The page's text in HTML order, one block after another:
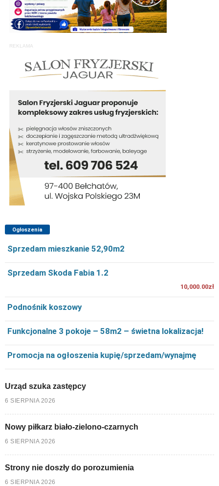
REKLAMA
Ogłoszenia
Sprzedam mieszkanie 52,90m2
Sprzedam Skoda Fabia 1.2
10,000.00zł
Podnośnik koszowy
Funkcjonalne 3 pokoje – 58m2 – świetna lokalizacja!
Promocja na ogłoszenia kupię/sprzedam/wynajmę
Urząd szuka zastępcy
6 SIERPNIA 2026
Nowy piłkarz biało-zielono-czarnych
6 SIERPNIA 2026
Strony nie doszły do porozumienia
6 SIERPNIA 2026